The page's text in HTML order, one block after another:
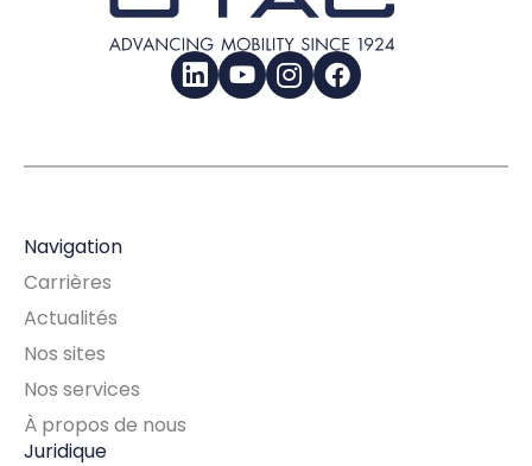
LinkedInYouTubeInstagramFacebook
Navigation
Carrières
Actualités
Nos sites
Nos services
À propos de nous
Juridique